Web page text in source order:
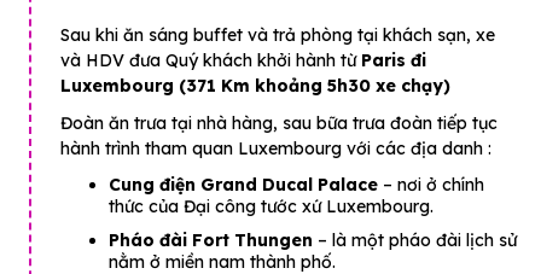
Sau khi ăn sáng buffet và trả phòng tại khách sạn, xe
và HDV đưa Quý khách khởi hành từ Paris đi
Luxembourg (371 Km khoảng 5h30 xe chạy)
Đoàn ăn trưa tại nhà hàng, sau bữa trưa đoàn tiếp tục
hành trình tham quan Luxembourg với các địa danh :
Cung điện Grand Ducal Palace – nơi ở chính
thức của Đại công tước xứ Luxembourg.
Pháo đài Fort Thungen – là một pháo đài lịch sử
nằm ở miền nam thành phố.